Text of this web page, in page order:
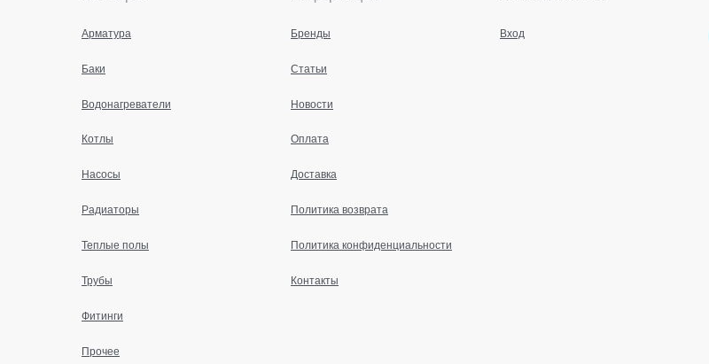
Арматура
Баки
Водонагреватели
Котлы
Насосы
Радиаторы
Теплые полы
Трубы
Фитинги
Прочее
Бренды
Статьи
Новости
Оплата
Доставка
Политика возврата
Политика конфиденциальности
Контакты
Вход